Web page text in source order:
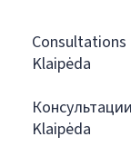
Klaipėda
Klaipėda